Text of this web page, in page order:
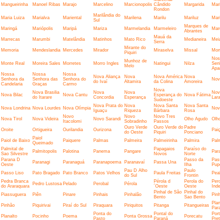
Mangueirinha Manoel Ribas Marajo Marcelino Marcionopolis Cândido
Rondon
Margarida
Maria Luiza Marialva Mariental
Marilândia do
Sul
Marilena Marilu Mariluz
Maringá Mariópolis Maripá Mariza Marmelandia Marmeleiro
Marques de
Abrantes
Marrecas Marumbi Matelândia Matinhos Mato Rico
Mauá da
Serra
Medianeira
Memoria Mendeslandia Mercedes Mirador
Mirante do
Piquiri
Miraselva Missal
Monte Real Moreira Sales Morretes Morro Ingles
Munhoz de
Melo
Natingui Nilza
Nossa
Senhora da
Candelaria
Nossa
Senhora das
Graças
Nossa
Senhora do
Carmo
Nova Aliança
do Ivaí
Nova
Altamira
Nova América
da Colina
Nova
Amoreira
Nova Bilac
Nova Brasilia
do Itarare
Nova Cantu
Nova
Concordia
Nova
Esperança
Nova
Esperança do
Sudoeste
Nova Fátima
Nova Londrina Nova Lourdes Nova Olímpia Nova Prata do
Iguaçu
Nova
Riqueza
Nova Santa
Bárbara
Nova Santa
Rosa
Nova Tirol Nova Videira
Novo
Itacolomi
Novo Sarandi
Novo
Sobradinho
Novo Tres
Passos
Olho Agudo
Oroite Ortigueira Ourilandia Ourizona
Ouro Verde
do Oeste
Ouro Verde do
Piquiri
Padre
Ponciano
Paiol de Baixo Paiol
Queimado
Paiquere Palmas Palmeira Palmeirinha Palmira
Palmital de
Sao Silvestre
Palmitopolis Palotina Panema Pangare
Papagaios
Novos
Paraíso do
Norte
Parana D
Oeste
Paranagi Paranaguá Paranapoema Paranavaí Passa Una
Passo da
Ilha
Passo Liso
Pato Bragado Pato Branco Patos Velhos
Pau D Alho
do Sul
Paula Freitas
Paulo
Frontin
Pedra Branca
do Araraquara
Pedro Lustosa Pelado Perobal Pérola
Pérola d
´Oeste
Perola do
Oeste
Piassuguera
Piên Pinare Pinhais Pinhalão
Pinhal de São
Bento
Pinhal do
Sao Bento
Pinhão Piquirivai Piraí do Sul Piraquara Piriquitos Pitanga Pitangueiras
Planalto
Pocinho Poema
Ponta do
Pasto
Ponta Grossa Pontal do
Paraná
Porecatu